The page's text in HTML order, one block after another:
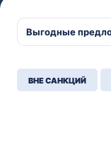
ВНЕ САНКЦИЙ